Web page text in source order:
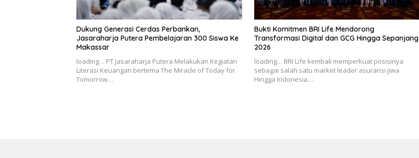
Dukung Generasi Cerdas Perbankan,
Jasaraharja Putera Pembelajaran 300 Siswa Ke
Makassar
loading… PT Jasaraharja Putera Melakukan Kegiatan
Literasi Keuangan bertema The Miracle of Today for
Tomorrow…
Bukti Komitmen BRI Life Mendorong
Transformasi Digital dan GCG Hingga Sepanjang
2026
loading… BRI Life kembali memperkuat posisinya
sebagai salah satu market leader asuransi jiwa
Hingga Indonesia….